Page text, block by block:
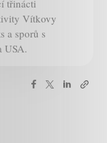
třinácti
Vítkovy
a sporů s
USA.